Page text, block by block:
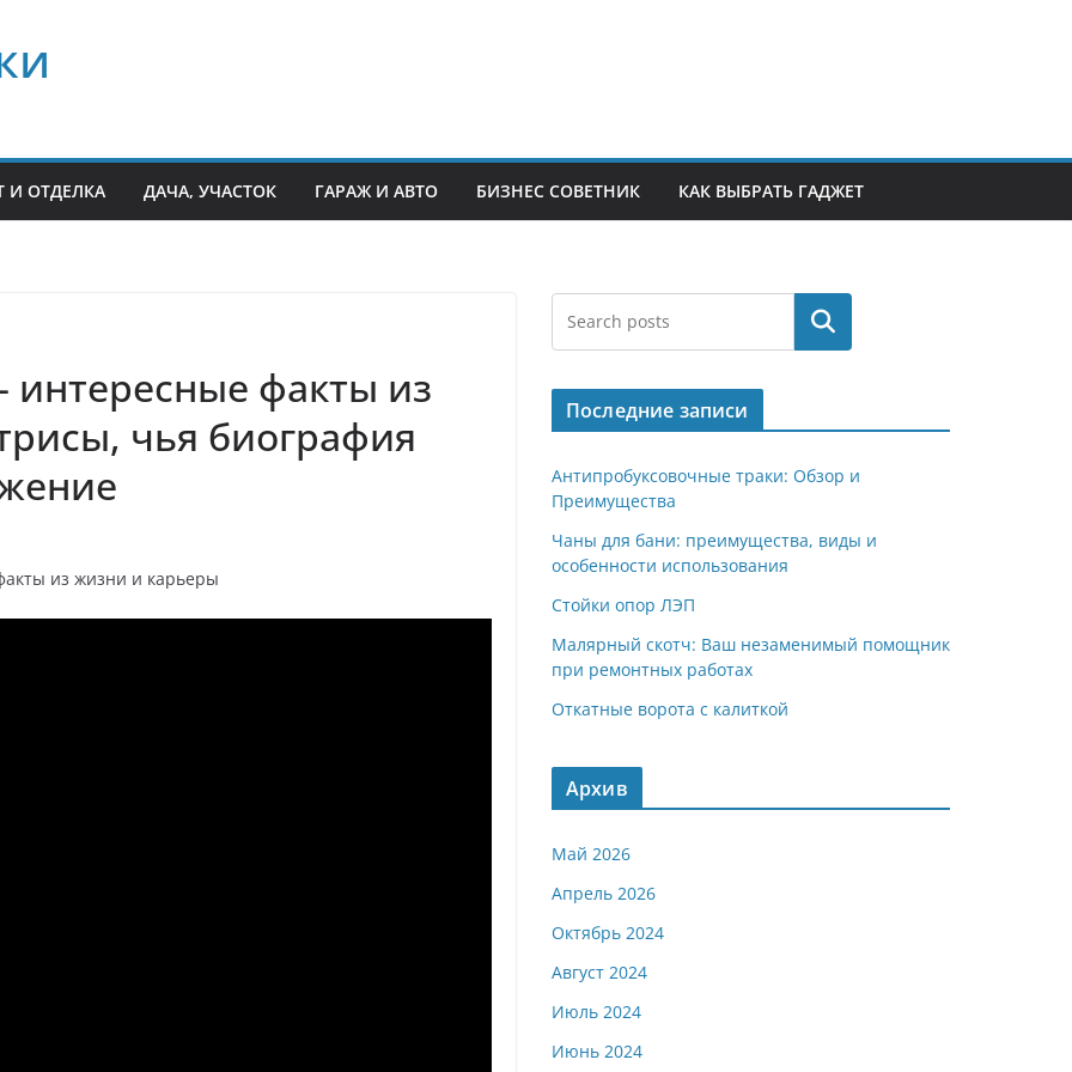
И ОТДЕЛКА ДАЧА, УЧАСТОК ГАРАЖ И АВТО БИЗНЕС СОВЕТНИК КАК ВЫБРАТЬ ГАДЖЕТ
факты из
чья биография
Поиск
Последние записи
Антипробуксовочные траки: Обзор и
Преимущества
Чаны для бани: преимущества, виды и
особенности использования
Стойки опор ЛЭП
Малярный скотч: Ваш незаменимый помощник
при ремонтных работах
Откатные ворота с калиткой
Архив
Май 2026
Апрель 2026
Октябрь 2024
Август 2024
Июль 2024
Июнь 2024